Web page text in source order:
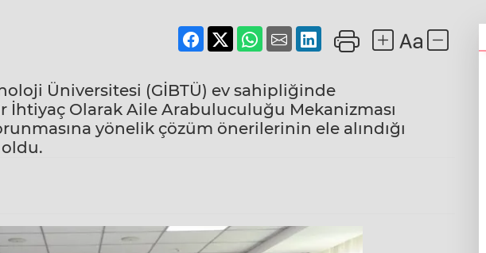
Üniversitesi (GİBTÜ) ev sahipliğinde
Olarak Aile Arabuluculuğu Mekanizması
yönelik çözüm önerilerinin ele alındığı